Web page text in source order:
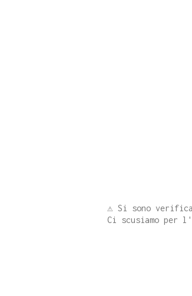
⚠️ Si sono
Ci scusiamo per